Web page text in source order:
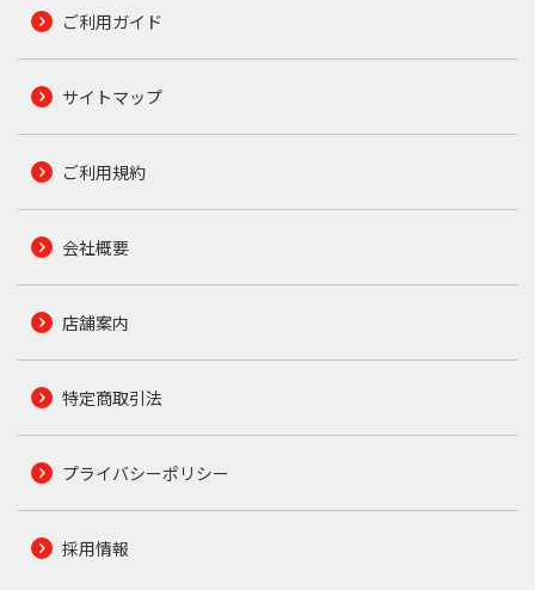
ご利用ガイド
サイトマップ
ご利用規約
会社概要
店舗案内
特定商取引法
プライバシーポリシー
採用情報